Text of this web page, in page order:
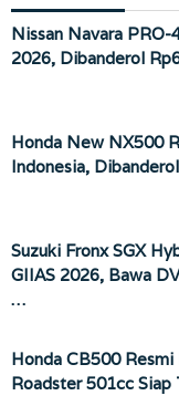
Nissan Navara PRO-
2026, Dibanderol
Honda New NX500
Indonesia,
Suzuki Fronx SGX
GIIAS 2026, Bawa
…
Honda CB500
Roadster 501cc